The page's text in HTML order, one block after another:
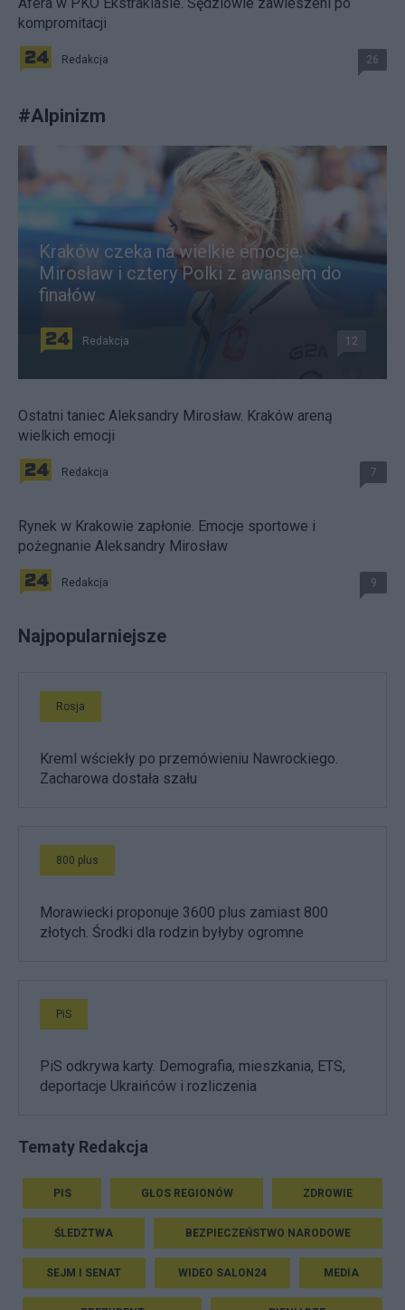
kompromitacji
Redakcja 26
#Alpinizm
Kraków czeka na wielkie emocje.
Mirosław i cztery Polki z awansem do
finałów
Redakcja 12
Ostatni taniec Aleksandry Mirosław. Kraków areną
wielkich emocji
Redakcja 7
Rynek w Krakowie zapłonie. Emocje sportowe i
pożegnanie Aleksandry Mirosław
Redakcja 9
Najpopularniejsze
Rosja
Kreml wściekły po przemówieniu Nawrockiego.
Zacharowa dostała szału
800 plus
Morawiecki proponuje 3600 plus zamiast 800
złotych. Środki dla rodzin byłyby ogromne
PiS
PiS odkrywa karty. Demografia, mieszkania, ETS,
deportacje Ukraińców i rozliczenia
Tematy Redakcja
PIS GŁOS REGIONÓW ZDROWIE
ŚLEDZTWA BEZPIECZEŃSTWO NARODOWE
SEJM I SENAT WIDEO SALON24 MEDIA